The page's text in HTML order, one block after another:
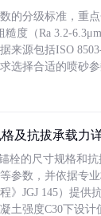
的分级标准，重
度（Ra 3.2-
来源包括ISO
选择合适的喷砂参
及抗拔承载力
栓的尺寸规格和
参数，并依据专
》JGJ 145）提供
土强度C30下设计